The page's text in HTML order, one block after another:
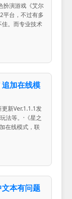
扮演游戏《艾尔
平台，不过有多
。而专业技术
追加在线模
新Ver.1.1.1发
法等。·《星之
在线模式，联
本有问题